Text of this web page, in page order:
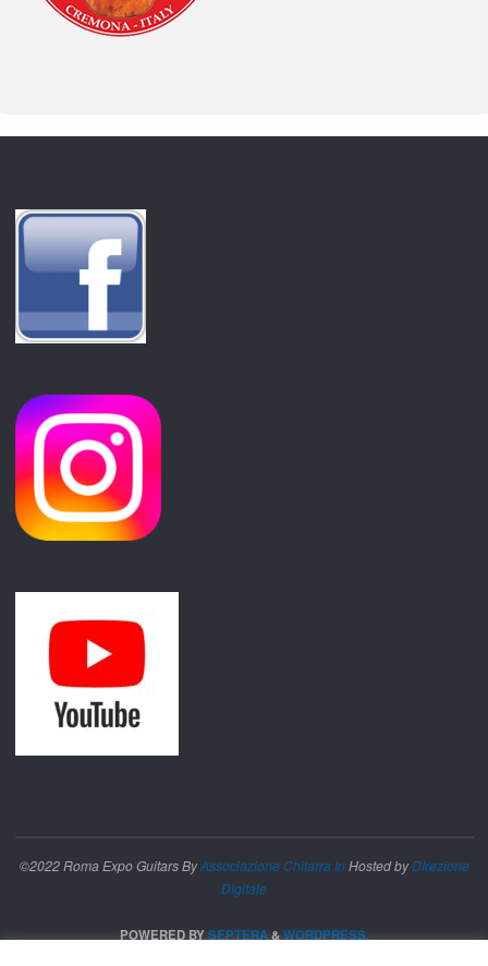
©2022 Roma Expo Guitars ByAssociazione Chitarra InHosted byDIrezione
Digitale
POWERED BYSEPTERA&WORDPRESS.